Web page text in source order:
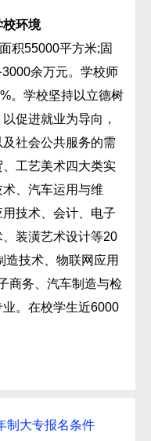
校环境
积55000平方米;固
余万元。学校师
。学校坚持以立德树
促进就业为导向，
社会公共服务的需
工艺美术四大类实
、汽车运用与维
技术、会计、电子
装潢艺术设计等20
造技术、物联网应用
商务、汽车制造与检
。在校学生近6000
制大专报名条件